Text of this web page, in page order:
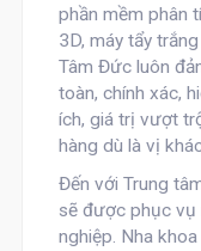
phần mềm phân
3D, máy tẩy
Tâm Đức luôn
toàn, chính xác,
ích, giá trị vượt
hàng dù là vị
Đến với Trung
sẽ được phục vụ
nghiệp. Nha